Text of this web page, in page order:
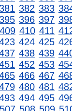
382 383
396 397
409 410 411
424 425
438 439
452 453
466 467
480 481
494 495